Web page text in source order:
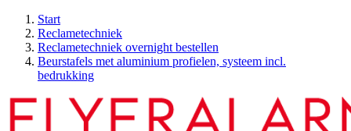
Start
Reclametechniek
Reclametechniek overnight bestellen
Beurstafels met aluminium profielen, systeem incl.
bedrukking